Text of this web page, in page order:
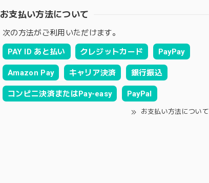
お支払い方法について
次の方法がご利用いただけます。
PAY ID あと払い クレジットカード PayPay
Amazon Pay キャリア決済 銀行振込
コンビニ決済またはPay-easy PayPal
お支払い方法について